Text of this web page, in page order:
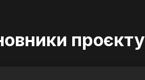
проєкту